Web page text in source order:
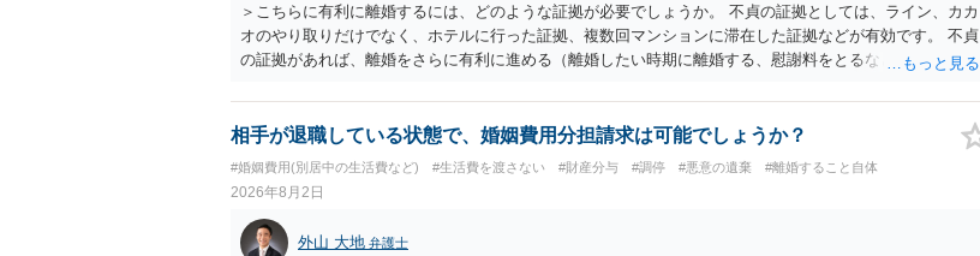
＞こちらに有利に離婚するには、どのような証拠が必要でしょうか。 不貞の証拠としては、ライン、カカ
オのやり取りだけでなく、ホテルに行った証拠、複数回マンションに滞在した証拠などが有効です。 不貞
の証拠があれば、離婚をさらに有利に進める（離婚したい時期に離婚する、慰謝料をとるなど）ことがで
がありますので、ご注意ください。 以上、ご参考まで。
相手が退職している状態で、婚姻費用分担請求は可能でしょうか？
#婚姻費用(別居中の生活費など) #生活費を渡さない #財産分与 #調停 #悪意の遺棄 #離婚すること自体
2026年8月2日
外山 大地 弁護士